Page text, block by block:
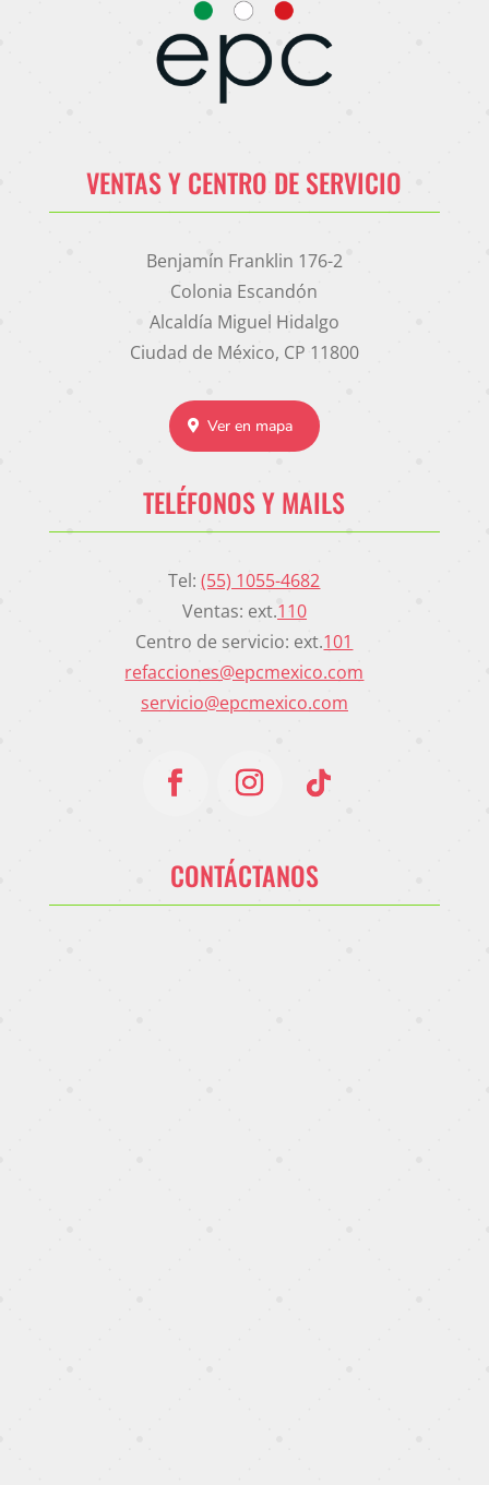
VENTAS Y CENTRO DE SERVICIO
Benjamín Franklin 176-2
Colonia Escandón
Alcaldía Miguel Hidalgo
Ciudad de México, CP 11800
Ver en mapa
TELÉFONOS Y MAILS
Tel:(55) 1055-4682
Ventas: ext.110
Centro de servicio: ext.101
refacciones@epcmexico.com
servicio@epcmexico.com
CONTÁCTANOS